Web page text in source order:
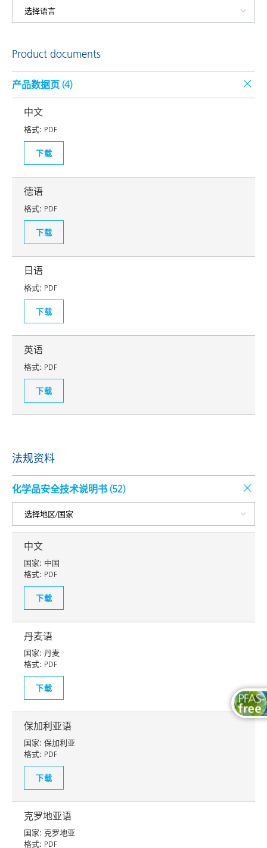
Product documents
产品数据页 (4)
中文
格式: PDF
下载
德语
格式: PDF
下载
日语
格式: PDF
下载
英语
格式: PDF
下载
法规资料
化学品安全技术说明书 (52)
中文
国家: 中国
格式: PDF
下载
丹麦语
国家: 丹麦
格式: PDF
下载
保加利亚语
国家: 保加利亚
格式: PDF
下载
克罗地亚语
国家: 克罗地亚
格式: PDF